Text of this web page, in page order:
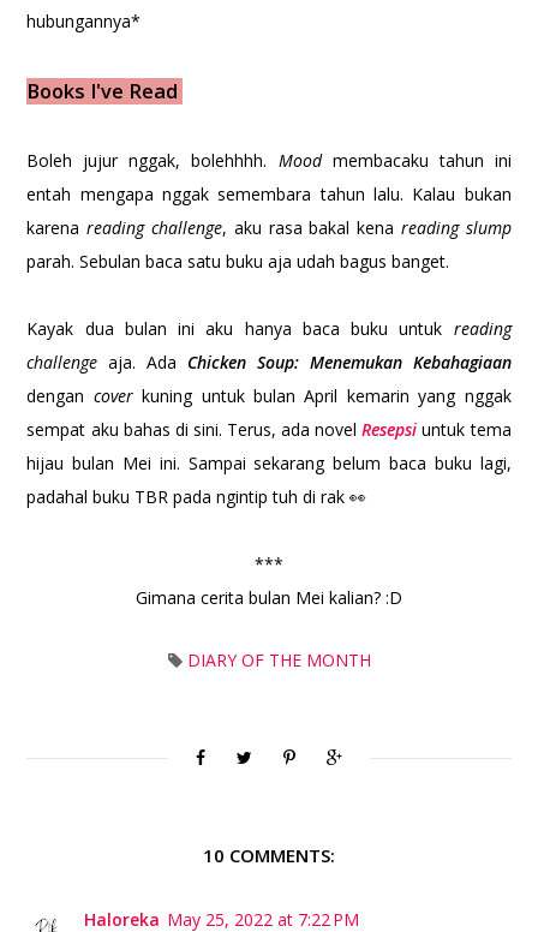
hubungannya*
Books I've Read
Boleh jujur nggak, bolehhhh. Moodmembacaku tahun ini
entah mengapa nggak semembara tahun lalu. Kalau bukan
karenareading challenge, aku rasa bakal kena reading slump
parah. Sebulan baca satu buku aja udah bagus banget.
Kayak dua bulan ini aku hanya baca buku untuk reading
challenge aja. Ada Chicken Soup: Menemukan Kebahagiaan
dengan coverkuning untuk bulan April kemarin yang nggak
sempat aku bahas di sini. Terus, ada novelResepsi untuk tema
hijau bulan Mei ini. Sampai sekarang belum baca buku lagi,
padahal buku TBR pada ngintip tuh di rak 👀
***
Gimana cerita bulan Mei kalian? :D
DIARY OF THE MONTH
10 COMMENTS:
Haloreka May 25, 2022 at 7:22 PM